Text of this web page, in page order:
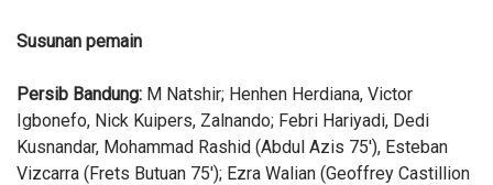
Susunan pemain
Persib Bandung: M Natshir; Henhen Herdiana, Victor
Igbonefo, Nick Kuipers, Zalnando; Febri Hariyadi, Dedi
Kusnandar, Mohammad Rashid (Abdul Azis 75'), Esteban
Vizcarra (Frets Butuan 75'); Ezra Walian (Geoffrey Castillion